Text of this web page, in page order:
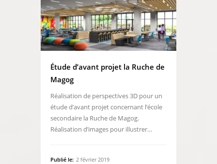
Étude d’avant projet la Ruche de
Magog
Réalisation de perspectives 3D pour un
étude d’avant projet concernant l’école
secondaire la Ruche de Magog.
Réalisation d’images pour illustrer…
Publié le: 2 février 2019